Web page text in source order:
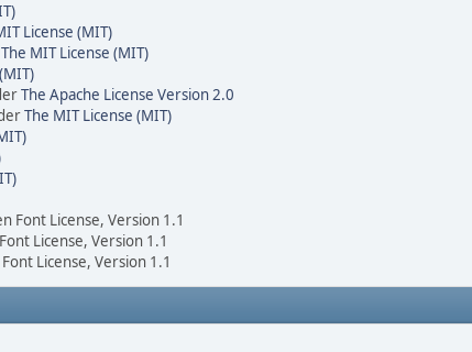
License (MIT)
The MIT License (MIT)
The Apache License Version 2.0
The MIT License (MIT)
Font License, Version 1.1
License, Version 1.1
License, Version 1.1